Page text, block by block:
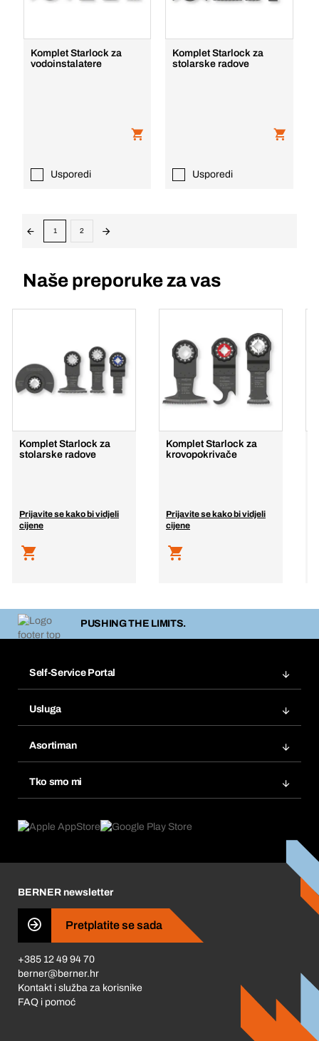
Komplet Starlock za
vodoinstalatere
Usporedi
Komplet Starlock za
stolarske radove
Usporedi
1 2
Naše preporuke za vas
Komplet Starlock za
stolarske radove
Prijavite se kako bi vidjeli
cijene
Komplet Starlock za
krovopokrivače
Prijavite se kako bi vidjeli
cijene
PUSHING THE LIMITS.
Self-Service Portal
Popisi želja
Ponovno naručivanje
Pretplate
Usluga
Tražitelji proizvoda
Asortiman
Tko smo mi
Što nas pokreće
Business Conduct
BERNER newsletter
Pretplatite se sada
+385 12 49 94 70
berner@berner.hr
Kontakt i služba za korisnike
FAQ i pomoć